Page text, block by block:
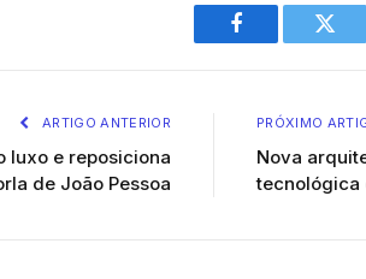
Facebook
ARTIGO ANTERIOR
luxo e reposiciona
de João Pessoa
PRÓXIMO
Nova
tecnológica